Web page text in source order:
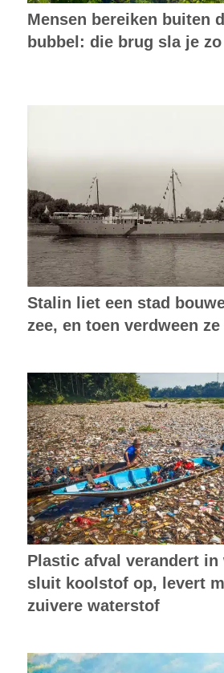
Mensen bereiken buiten
bubbel: die brug sla je zo
Stalin liet een stad
zee, en toen verdween ze
Plastic afval verandert in
sluit koolstof op, levert
zuivere waterstof